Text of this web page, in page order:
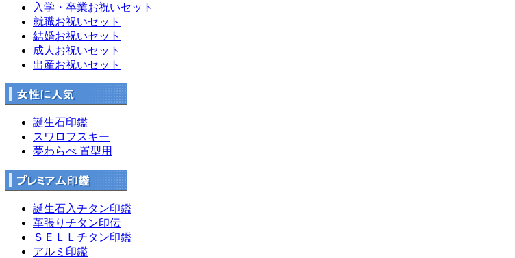
入学・卒業お祝いセット
就職お祝いセット
結婚お祝いセット
成人お祝いセット
出産お祝いセット
誕生石印鑑
スワロフスキー
夢わらべ 置型用
誕生石入チタン印鑑
革張りチタン印伝
ＳＥＬＬチタン印鑑
アルミ印鑑